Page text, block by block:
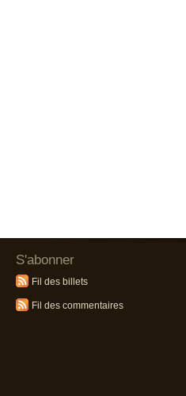
S'abonner
Fil des billets
Fil des commentaires